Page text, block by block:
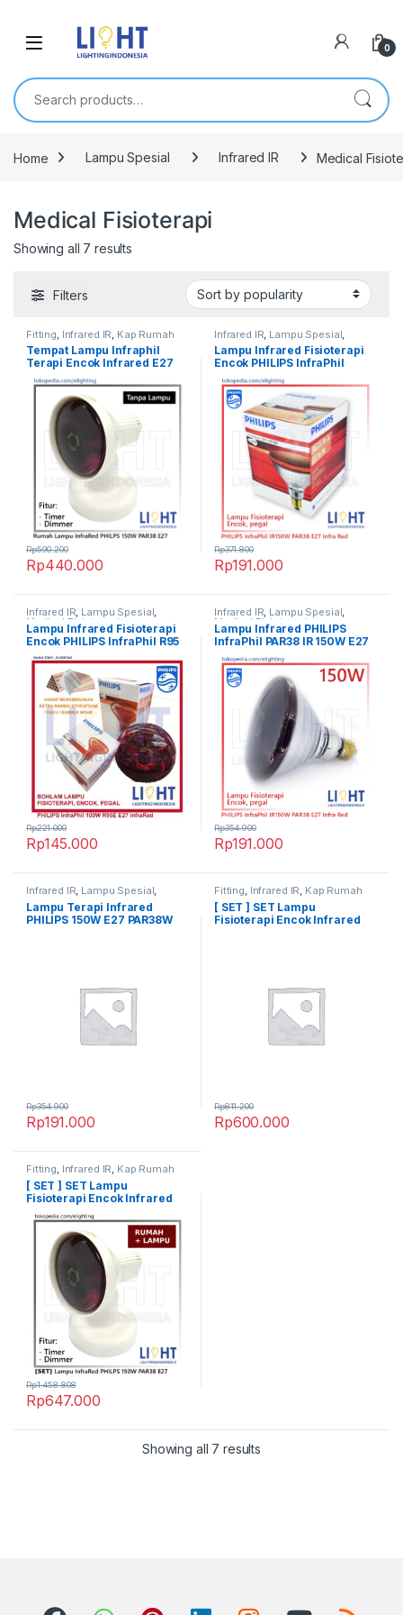
0
Search for:
Home Lampu Spesial Infrared IR Medical
Medical Fisioterapi
Showing all 7 results
Filters
Fitting Infrared IR Kap Rumah
Lampu Lainnya Lampu Spesial
Medical Fisioterapi
Tempat Lampu Infraphil
Terapi Encok Infrared E27
Tahan Panas Kosongan
Rp440.000
Rp590.200
Infrared IR Lampu Spesial
Medical Fisioterapi
Lampu Infrared Fisioterapi
Encok PHILIPS InfraPhil
PAR38 150W E27
Rp191.000
Rp371.800
Infrared IR, Lampu Spesial,
Medical Fisioterapi
Lampu Infrared Fisioterapi
Encok PHILIPS InfraPhil R95
100W E27 220V
Rp145.000
Rp221.000
Infrared IR, Lampu Spesial,
Medical Fisioterapi
Lampu Infrared PHILIPS
InfraPhil PAR38 IR 150W E27
230V RED 1CT/12
Rp191.000
Rp354.900
Infrared IR, Lampu Spesial,
Medical Fisioterapi
Lampu Terapi Infrared
PHILIPS 150W E27 PAR38W
Rp191.000
Rp354.900
Fitting, Infrared IR, Kap Rumah
Lampu, Lainnya
Medical Fisioterapi
[ SET ] SET Lampu
Fisioterapi Encok Infrared
Rp600.000
Rp811.200
Fitting, Infrared IR, Kap Rumah
Lampu, Lainnya Lampu Spesial
Medical Fisioterapi
[ SET ] SET Lampu
Fisioterapi Encok Infrared
150W E27 dengan Rumah
Lampu
Rp647.000
Rp1.458.808
Showing all 7 results